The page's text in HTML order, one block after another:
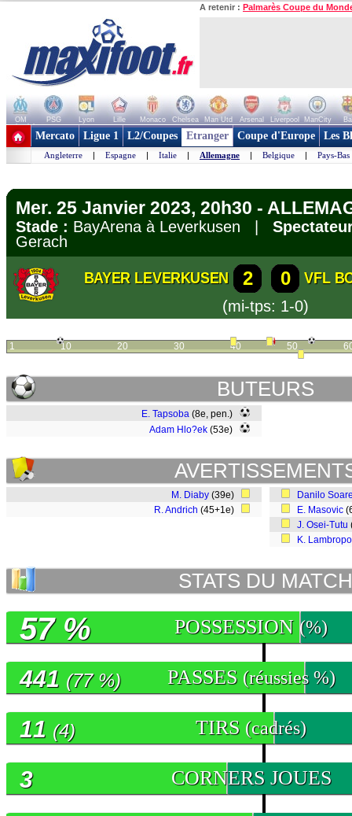
A retenir : Palmarès Coupe du
OM PSG Lyon Lille Monaco Chelsea Man Utd Arsenal Liverpool ManCity
+ de clubs
Mercato Ligue 1 L2/Coupes Etranger Coupe d'Europe Les
Angleterre | Espagne | Italie | Allemagne | Belgique | Pays-Bas
Mer. 25 Janvier 2023, 20h30 -
Stade : BayArena à Leverkusen |
Gerach
BAYER LEVERKUSEN 2 0
VFL
(mi-tps: 1-0)
1 10 20 30 40 50
BUTEURS
E. Tapsoba (8e, pen.)
Adam Hlo?ek (53e)
M. Diaby (39e)
R. Andrich (45+1e)
Danilo
E. Masovic
J. Osei-Tutu
K.
STATS DU MATCH
POSSESSION (%)
57 %
PASSES (réussies %)
441 (77 %)
TIRS (cadrés)
11 (4)
CORNERS JOUES
3